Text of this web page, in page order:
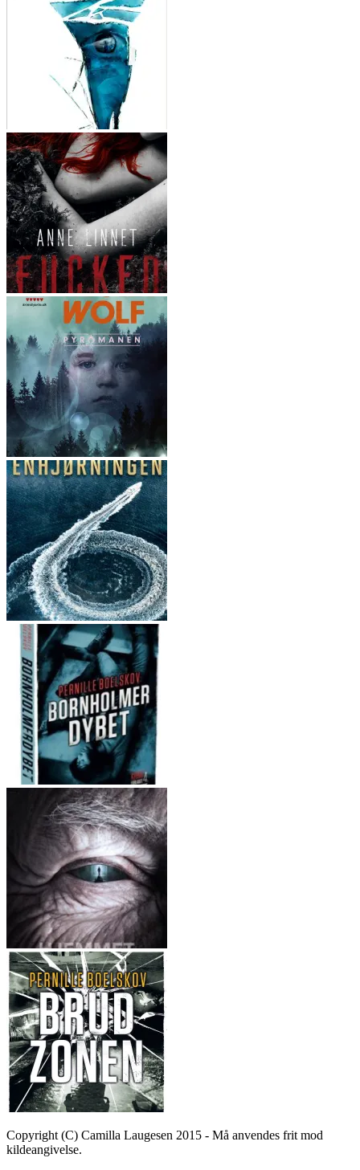
Copyright (C) Camilla Laugesen 2015 - Må anvendes frit mod
kildeangivelse.